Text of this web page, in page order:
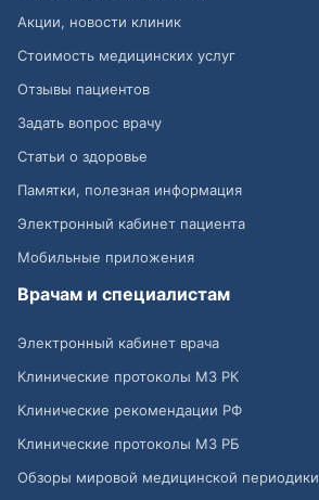
Акции, новости клиник
Стоимость медицинских услуг
Отзывы пациентов
Задать вопрос врачу
Статьи о здоровье
Памятки, полезная информация
Электронный кабинет пациента
Мобильные приложения
Врачам и специалистам
Электронный кабинет врача
Клинические протоколы МЗ РК
Клинические рекомендации РФ
Клинические протоколы МЗ РБ
Обзоры мировой медицинской периодики